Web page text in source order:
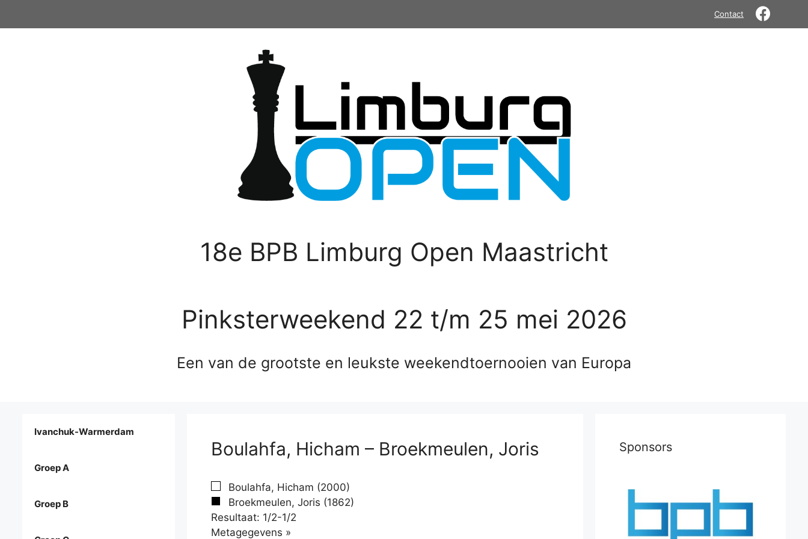
Contact
18e BPB Limburg Open Maastricht
Pinksterweekend 22 t/m 25 mei 2026
Een van de grootste en leukste weekendtoernooien van Europa
Boulahfa, Hicham – Broekmeulen, Joris
Boulahfa, Hicham (2000)
Broekmeulen, Joris (1862)
Resultaat: 1/2-1/2
Metagegevens »
Ivanchuk-Warmerdam
Groep A
Groep B
Sponsors